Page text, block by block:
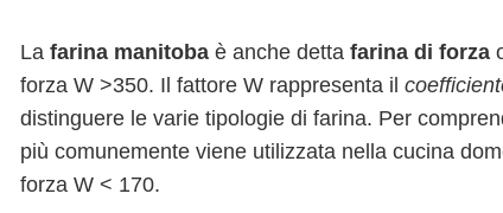
La farina manitoba è anche detta farina di forza
forza W >350. Il fattore W rappresenta il
distinguere le varie tipologie di farina. Per
più comunemente viene utilizzata nella cucina
forza W < 170.